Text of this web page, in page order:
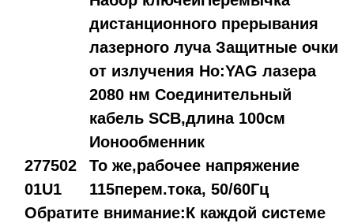
дистанционного прерывания
лазерного луча Защитные очки
от излучения Ho:YAG лазера
2080 нм Соединительный
кабель SCB,длина 100см
Ионообменник
277502
01U1
То же,рабочее напряжение
115перем.тока, 50/60Гц
Обратите внимание:К каждой системе